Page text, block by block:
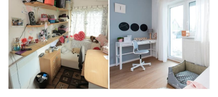
Sledujte prima+
Přihlášení
Sledujte nás